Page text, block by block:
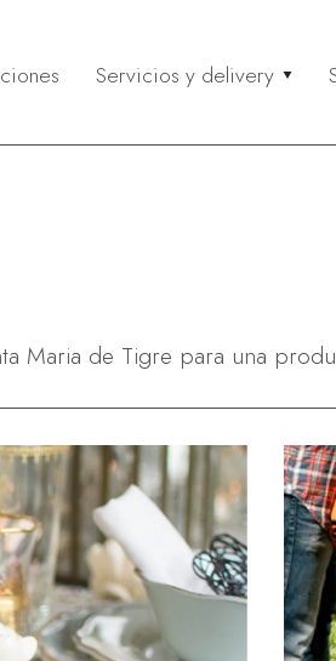
Servicios y delivery
Servicios y
Maria de Tigre para una